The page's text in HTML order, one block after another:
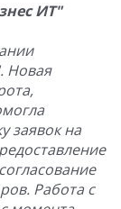
ИТ"
. Новая
заявок на
Работа с